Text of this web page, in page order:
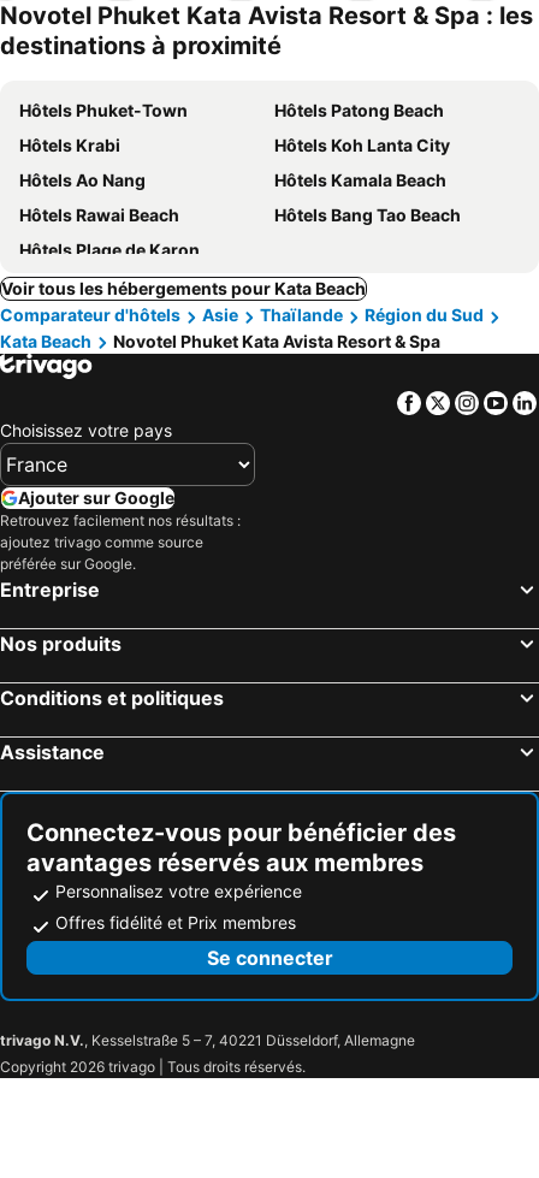
Novotel Phuket Kata Avista Resort & Spa : les
destinations à proximité
Hôtels Phuket-Town
Hôtels Patong Beach
Hôtels Krabi
Hôtels Koh Lanta City
Hôtels Ao Nang
Hôtels Kamala Beach
Hôtels Rawai Beach
Hôtels Bang Tao Beach
Hôtels Plage de Karon
Voir tous les hébergements pour Kata Beach
Comparateur d'hôtels
Asie Thaïlande
Région du Sud
Kata Beach
Novotel Phuket Kata Avista Resort & Spa
Facebook
Twitter
Choisissez votre pays
Ajouter sur Google
Retrouvez facilement nos résultats :
ajoutez trivago comme source
préférée sur Google.
Entreprise
Nos produits
Conditions et politiques
Assistance
Connectez-vous pour bénéficier des
avantages réservés aux membres
Personnalisez votre expérience
Offres fidélité et Prix membres
Se connecter
trivago N.V., Kesselstraße 5 – 7, 40221 Düsseldorf, Allemagne
Copyright 2026 trivago | Tous droits réservés.